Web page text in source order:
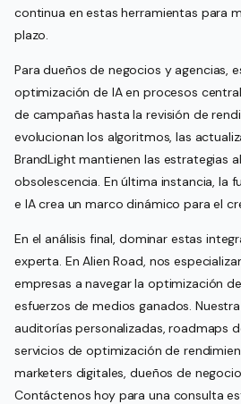
continua en estas herramientas para
plazo.
Para dueños de negocios y agencias,
optimización de IA en procesos
de campañas hasta la revisión de
evolucionan los algoritmos, las
BrandLight mantienen las estrategias
obsolescencia. En última instancia, la
e IA crea un marco dinámico para el
En el análisis final, dominar estas
experta. En Alien Road, nos
empresas a navegar la optimización
esfuerzos de medios ganados.
auditorías personalizadas, roadmaps
servicios de optimización de
marketers digitales, dueños de
Contáctenos hoy para una consulta